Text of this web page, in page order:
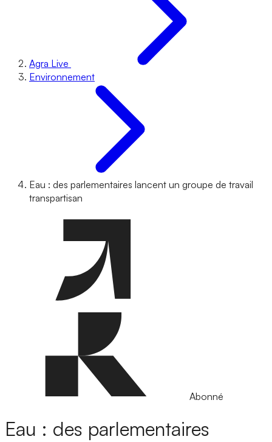
Agra Live
Environnement
Eau : des parlementaires lancent un groupe de travail
transpartisan
Abonné
Eau : des parlementaires